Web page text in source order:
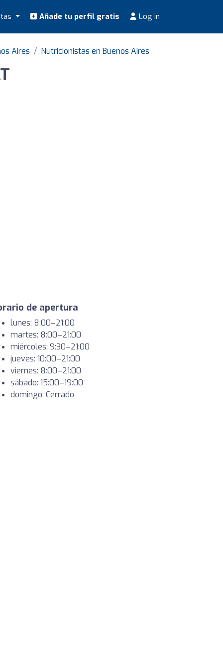
Añade tu perfil gratis Log in
Aires Nutricionistas en Buenos Aires
de apertura
lunes: 8:00–21:00
martes: 8:00–21:00
miércoles: 9:30–21:00
jueves: 10:00–21:00
viernes: 8:00–21:00
sábado: 15:00–19:00
domingo: Cerrado